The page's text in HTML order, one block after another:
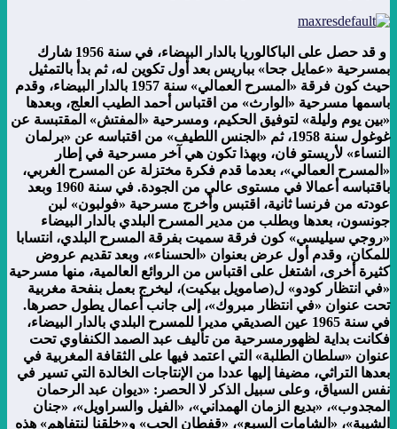
و قد حصل على الباكالوريا بالدار البيضاء، في سنة 1956 شارك
بمسرحية «عمايل جحا» بباريس بعد أول تكوين له، ثم بدأ بالتمثيل
حيث كون فرقة «المسرح العمالي» سنة 1957 بالدار البيضاء، وقدم
باسمها مسرحية «الوارث» من اقتباس أحمد الطيب العلج، وبعدها
«بين يوم وليلة» لتوفيق الحكيم، ومسرحية «المفتش» المقتبسة عن
غوغول سنة 1958، ثم «الجنس اللطيف» من اقتباسه عن «برلمان
النساء» لأريستو فان، وبهذا تكون هي آخر مسرحية في إطار
«المسرح العمالي»، بعدما قدم فكرة مختزلة عن المسرح الغربي،
باقتباسه أعمالا في مستوى عالي من الجودة. في سنة 1960 وبعد
عودته من فرنسا ثانية، اقتبس وأخرج مسرحية «فولبون» لبن
جونسون، بعدها وبطلب من مدير المسرح البلدي بالدار البيضاء
«روجي سيليسي» كون فرقة سميت بفرقة المسرح البلدي، انتسابا
للمكان، وقدم أول عرض بعنوان «الحسناء»، وبعد تقديم عروض
كثيرة أخرى، اشتغل على اقتباس من الروائع العالمية، منها مسرحية
«في انتظار كودو» ل(صامويل بيكيت)، ليخرج بعمل بنفحة مغربية
تحت عنوان «في انتظار مبروك»، إلى جانب أعمال يطول حصرها.
في سنة 1965 عين الصديقي مديرا للمسرح البلدي بالدار البيضاء،
فكانت بداية لظهورمسرحية من تأليف عبد الصمد الكنفاوي تحت
عنوان «سلطان الطلبة» التي اعتمد فيها على الثقافة المغربية في
بعدها التراثي، مضيفا إليها عددا من الإنتاجات الخالدة التي تسير في
نفس السياق، وعلى سبيل الذكر لا الحصر: «ديوان عبد الرحمان
المجدوب»، «بديع الزمان الهمداني»، «الفيل والسراويل»، «جنان
الشيبة»، «الشامات السبع»، «قفطان الحب» و«خلقنا لنتفاهم» هذه